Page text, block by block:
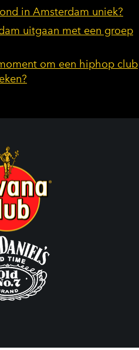
in Amsterdam uniek?
uitgaan met een groep
om een hiphop club